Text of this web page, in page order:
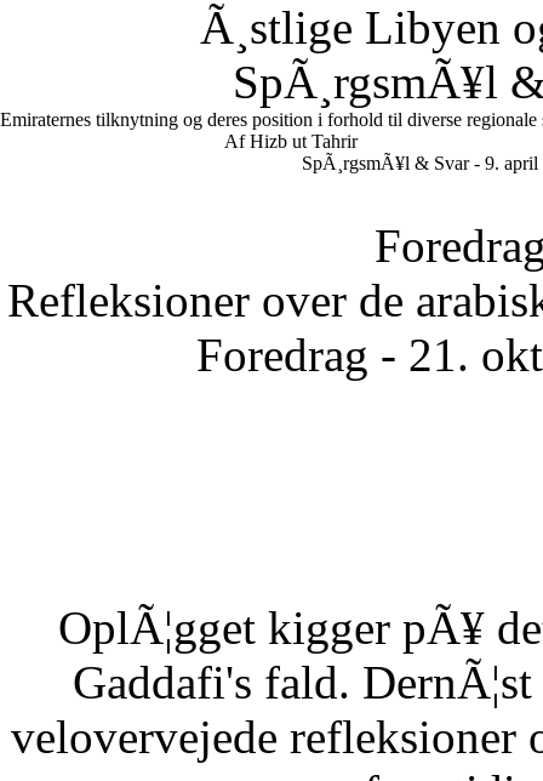
Ã¸stlige Libyen
SpÃ¸rgsmÃ¥l
Emiraternes tilknytning og deres position i forhold til diverse regionale
Af Hizb ut Tahrir
SpÃ¸rgsmÃ¥l & Svar - 9. april
Refleksioner over de
Foredrag - 21.
OplÃ¦gget kigger pÃ¥
Gaddafi's fald.
velovervejede refleksioner